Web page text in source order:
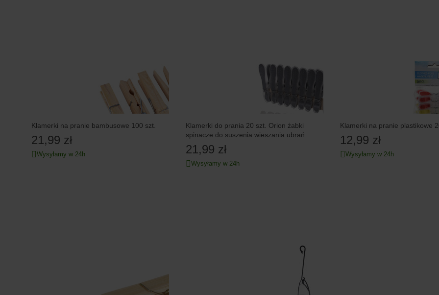
Klamerki na pranie bambusowe 100 szt.
21,99 zł
Wysyłamy w 24h
Klamerki do prania 20 szt. Orion żabki
spinacze do suszenia wieszania ubrań
21,99 zł
Wysyłamy w 24h
Klamerki na pranie plastikowe
12,99 zł
Wysyłamy w 24h